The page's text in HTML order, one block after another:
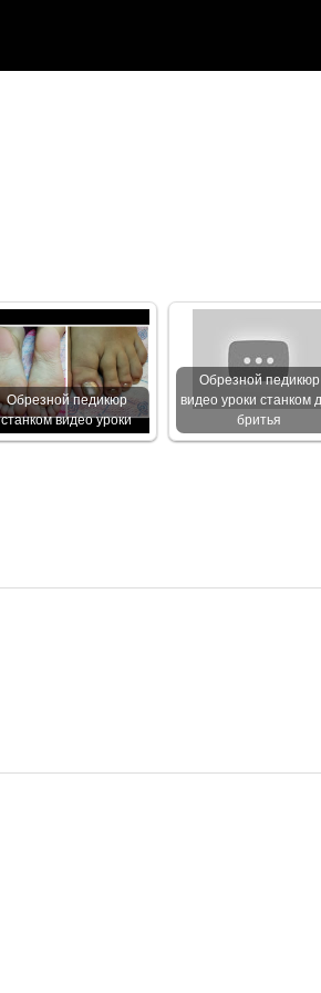
Обрезной педикюр
станком видео уроки
Обрезной педикюр
видео уроки станком
бритья